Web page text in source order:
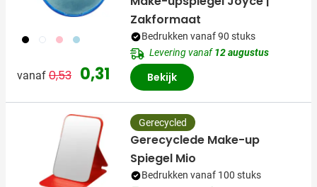
001 002 017 018
vanaf Normale prijs
0,53 Speciale prijs
0,31
Zakformaat
Bedrukken vanaf 90 stuks
Levering vanaf12 augustus
Bekijk
Gerecycled
Gerecyclede Make-up
Spiegel Mio
Bedrukken vanaf 100 stuks